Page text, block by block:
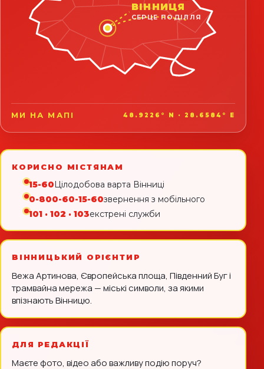
ВІННИЦЯ
СЕРЦЕ ПОДІЛЛЯ
МИ НА МАПІ 48.9226° N · 28.6584° E
КОРИСНО МІСТЯНАМ
15-60Цілодобова варта Вінниці
0-800-60-15-60звернення з мобільного
101 · 102 · 103екстрені служби
ВІННИЦЬКИЙ ОРІЄНТИР
Вежа Артинова, Європейська площа, Південний Буг і
трамвайна мережа — міські символи, за якими
впізнають Вінницю.
ДЛЯ РЕДАКЦІЇ
Маєте фото, відео або важливу подію поруч?